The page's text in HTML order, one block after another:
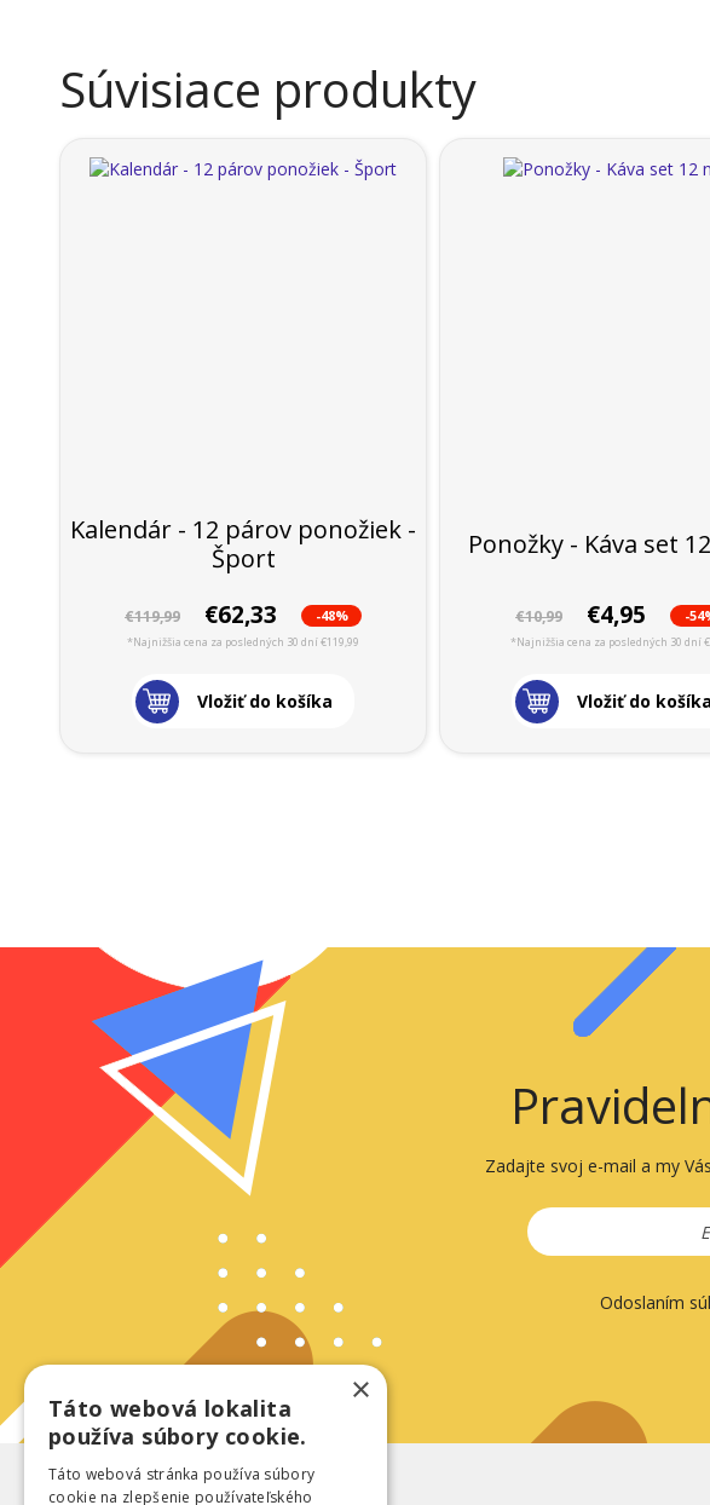
Súvisiace produkty
Kalendár - 12 párov ponožiek -
Šport
€119,99 €62,33 -48%
*Najnižšia cena za posledných 30 dní €119,99
Vložiť do košíka
Ponožky - Káva set
€10,99 €4,95 -
*Najnižšia cena za posledných 30 dní
Vložiť do košíka
Zadajte svoj e-mail a my
Odoslaním
×
Táto webová lokalita
používa súbory cookie.
Táto webová stránka používa súbory
cookie na zlepšenie používateľského